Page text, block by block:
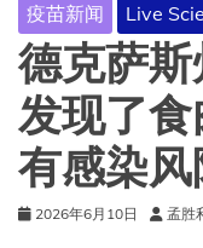
威
胁
疫苗新闻 Live
德克萨
发现了
有感染风
2026年6月10日 孟胜